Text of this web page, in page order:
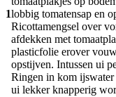
1lobbig tomatensap en
Ricottamengsel over
afdekken met
plasticfolie erover
opstijven. Intussen ui
Ringen in kom ijswater
ui lekker knapperig